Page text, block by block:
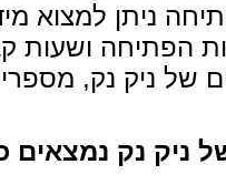
ניתן למצוא
הפתיחה ושעות
של ניק נק, מספרי
ניק נק